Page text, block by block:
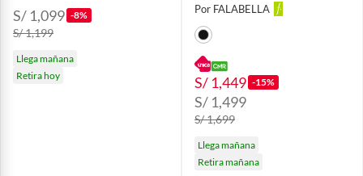
S/ 1,099 -8%
S/ 1,199
Llega mañana
Retira hoy
Por FALABELLA
S/ 1,449 -15%
S/ 1,499
S/ 1,699
Llega mañana
Retira mañana